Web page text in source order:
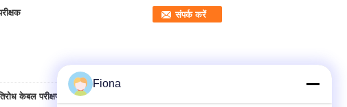
संपर्क करें
केबल परीक्षण मशीन
Fiona